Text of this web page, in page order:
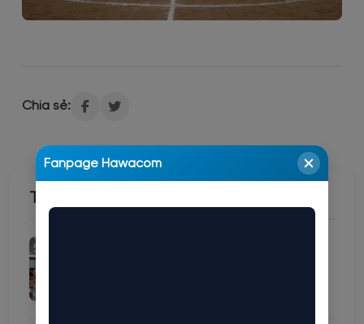
Chia sẻ:
Tin tức mới nhất
Fanpage Hawacom